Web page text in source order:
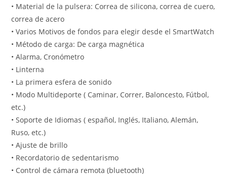
• Material de la pulsera: Correa de silicona, correa de cuero,
correa de acero
• Varios Motivos de fondos para elegir desde el SmartWatch
• Método de carga: De carga magnética
• Alarma, Cronómetro
• Linterna
• La primera esfera de sonido
• Modo Multideporte ( Caminar, Correr, Baloncesto, Fútbol,
etc.)
• Soporte de Idiomas ( español, Inglés, Italiano, Alemán,
Ruso, etc.)
• Ajuste de brillo
• Recordatorio de sedentarismo
• Control de cámara remota (bluetooth)